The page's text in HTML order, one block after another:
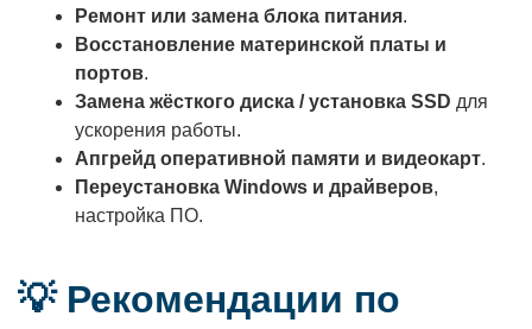
Ремонт или замена блока питания.
Восстановление материнской платы и
портов.
Замена жёсткого диска / установка SSD для
ускорения работы.
Апгрейд оперативной памяти и видеокарт.
Переустановка Windows и драйверов,
настройка ПО.
💡 Рекомендации по